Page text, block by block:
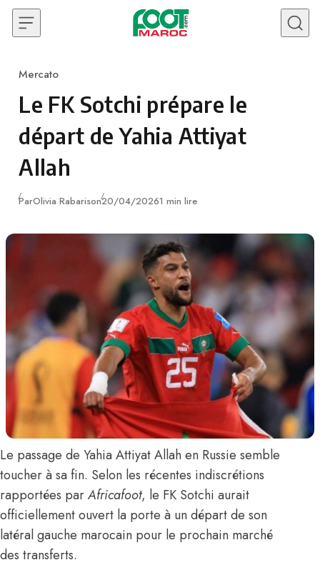
Skip to content
Category
Mercato
Le FK Sotchi prépare le
départ de Yahia Attiyat
Allah
ParOlivia RabarisonPublié
20/04/20261 min lire
Le passage de Yahia Attiyat Allah en Russie semble
toucher à sa fin. Selon les récentes indiscrétions
rapportées parAfricafoot, le FK Sotchi aurait
officiellement ouvert la porte à un départ de son
latéral gauche marocain pour le prochain marché
des transferts.